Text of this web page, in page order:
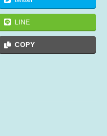
LINE
COPY